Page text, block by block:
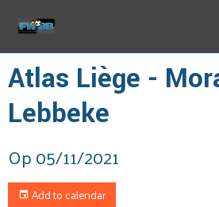
Atlas Liège -
Lebbeke
Op 05/11/2021
Add to calendar